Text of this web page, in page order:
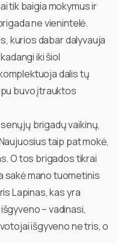
tik baigia mokymus ir
ne vienintelė.
kurios dabar dalyvauja
iki šiol
dalis tų
buvo įtrauktos
brigadų vaikinų,
taip pat mokė,
O tos brigados tikrai
sakė mano tuometinis
Lapinas, kas yra
– vadinasi,
išgyveno ne tris, o